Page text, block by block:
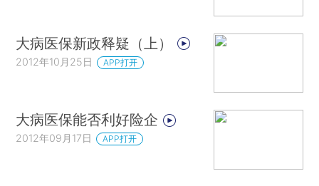
大病医保新政释疑（上）
2012年10月25日 APP打开
大病医保能否利好险企
2012年09月17日 APP打开